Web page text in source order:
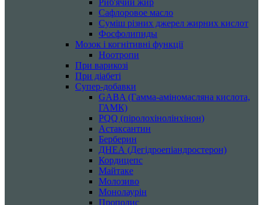
Сафлоровое масло
Суміш різних джерел жирних кислот
Фосфолипиды
Мозок і когнітивні функції
Ноотропи
При варикозі
При діабеті
Супер-добавки
GABA (Гамма-аміномасляна кислота,
ГАМК)
PQQ (піролохінолінхінон)
Астаксантин
Берберин
ДНЕА (Дегідроепіандростерон)
Кордицепс
Майтаке
Молозиво
Монолаурін
Прополис